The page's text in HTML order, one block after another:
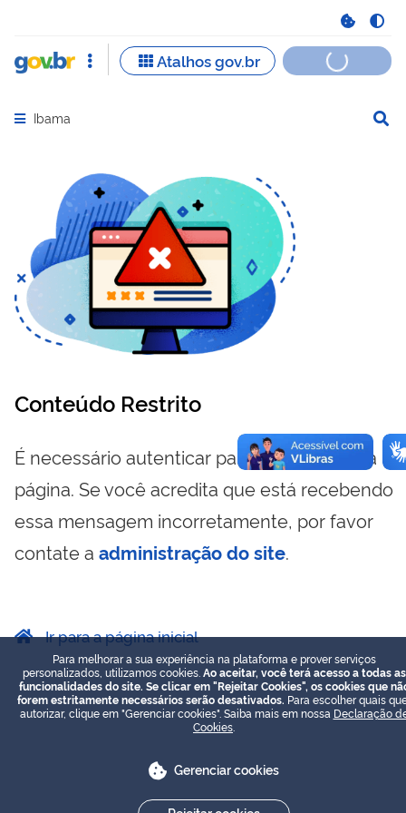
Abrir menu principal de navegação
Ibama
Conteúdo Restrito
É necessário autenticar para visualizar essa
página. Se você acredita que está recebendo
essa mensagem incorretamente, por favor
contate a administração do site.
Ir para a página inicial
Para melhorar a sua experiência na plataforma e prover serviços
personalizados, utilizamos cookies. Ao aceitar, você terá acesso a todas as
funcionalidades do site. Se clicar em "Rejeitar Cookies", os cookies que
forem estritamente necessários serão desativados. Para escolher quais
autorizar, clique em "Gerenciar cookies". Saiba mais em nossa Declaração
Cookies
Gerenciar cookies